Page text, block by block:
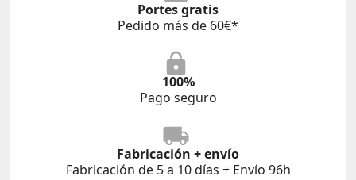
Portes gratis
Pedido más de 60€*
100%
Pago seguro
Fabricación + envío
Fabricación de 5 a 10 días + Envío 96h